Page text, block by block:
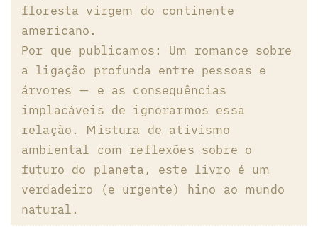
floresta virgem do continente
americano.
Por que publicamos: Um romance sobre
a ligação profunda entre pessoas e
árvores — e as consequências
implacáveis de ignorarmos essa
relação. Mistura de ativismo
ambiental com reflexões sobre o
futuro do planeta, este livro é um
verdadeiro (e urgente) hino ao mundo
natural.